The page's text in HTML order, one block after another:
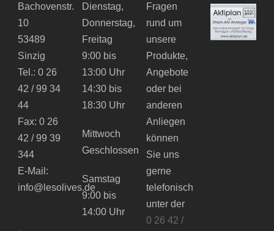
Bachovenstr.
10
53489
Sinzig
Tel.: 0 26
42 / 99 34
44
Fax: 0 26
42 / 99 39
344
E-Mail:
info@lesolives.de
Dienstag,
Donnerstag,
Freitag
9:00 bis
13:00 Uhr
14:30 bis
18:30 Uhr
Mittwoch
Geschlossen
Samstag
9:00 bis
14:00 Uhr
Fragen
rund um
unsere
Produkte,
Angebote
oder bei
anderen
Anliegen
können
Sie uns
gerne
telefonisch
unter der
0 26 42 /